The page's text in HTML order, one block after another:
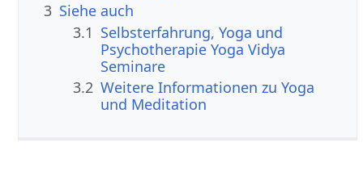
3 Siehe auch
3.1 Selbsterfahrung, Yoga und
Psychotherapie Yoga Vidya
Seminare
3.2 Weitere Informationen zu Yoga
und Meditation